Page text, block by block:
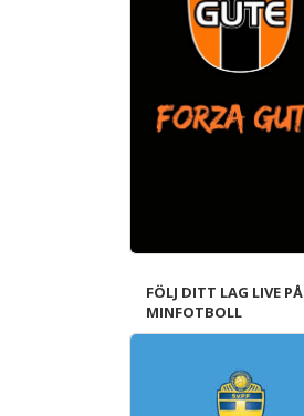
FÖLJ DITT LAG LIVE PÅ
MINFOTBOLL